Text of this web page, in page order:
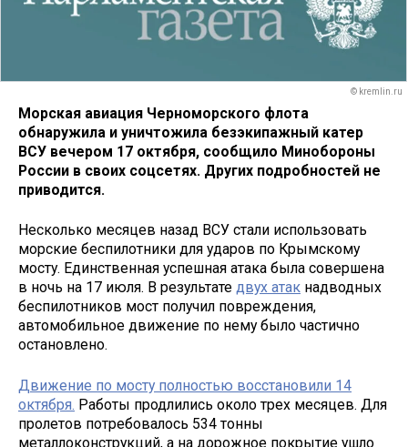
© kremlin.ru
Морская авиация Черноморского флота
обнаружила и уничтожила безэкипажный катер
ВСУ вечером 17 октября, сообщило Минобороны
России в своих соцсетях. Других подробностей не
приводится.
Несколько месяцев назад ВСУ стали использовать
морские беспилотники для ударов по Крымскому
мосту. Единственная успешная атака была совершена
в ночь на 17 июля. В результате двух атак надводных
беспилотников мост получил повреждения,
автомобильное движение по нему было частично
остановлено.
Движение по мосту полностью восстановили 14
октября. Работы продлились около трех месяцев. Для
пролетов потребовалось 534 тонны
металлоконструкций, а на дорожное покрытие ушло